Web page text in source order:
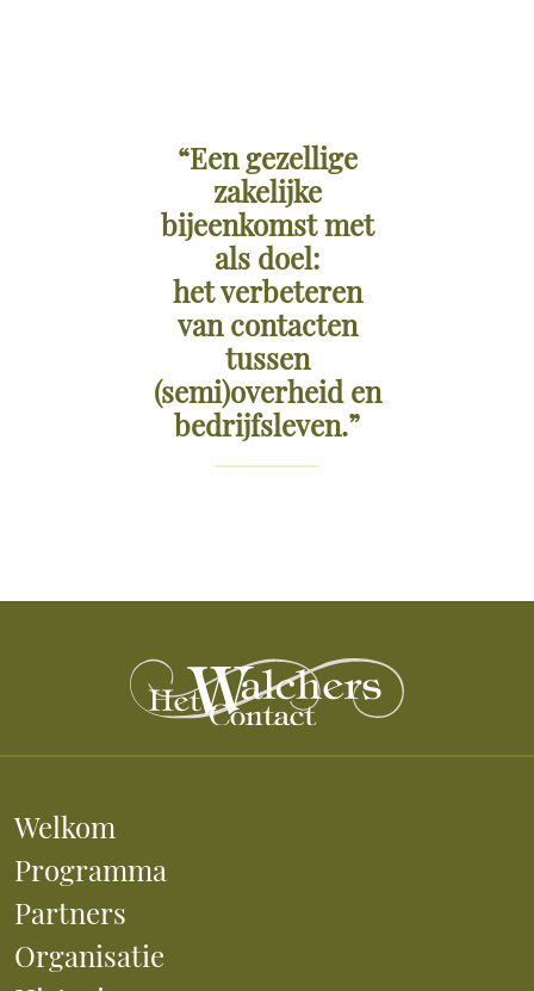
“Een gezellige
zakelijke
bijeenkomst met
als doel:
het verbeteren
van contacten
tussen
(semi)overheid en
bedrijfsleven.”
Welkom
Programma
Partners
Organisatie